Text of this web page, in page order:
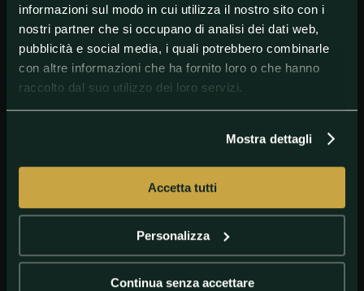
informazioni sul modo in cui utilizza il nostro sito con i
nostri partner che si occupano di analisi dei dati web,
pubblicità e social media, i quali potrebbero combinarle
con altre informazioni che ha fornito loro o che hanno
raccolto dal suo utilizzo dei loro servizi.
Mostra dettagli
Accetta tutti
Personalizza
Continua senza accettare